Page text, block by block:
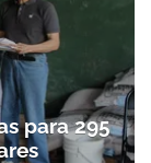
para 295